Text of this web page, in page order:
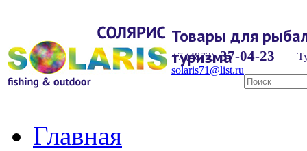
Товары для
туризма
+7 (4872) 37-04-23
solaris71@list.ru
Главная